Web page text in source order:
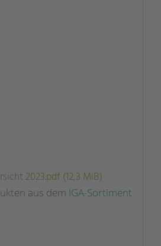
2023.pdf (12,3 MiB)
aus dem IGA-Sortiment